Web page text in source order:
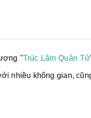
"Trúc Lâm Quân Tử
nhiều không gian,